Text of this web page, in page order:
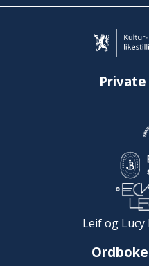
Leif og